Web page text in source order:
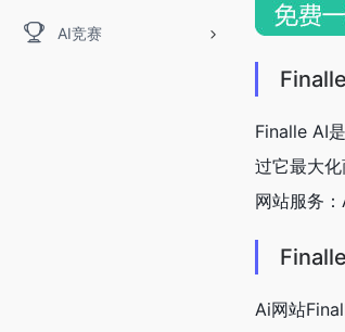
AI竞赛
Finalle AI
过它最大化
网站服务
Ai网站